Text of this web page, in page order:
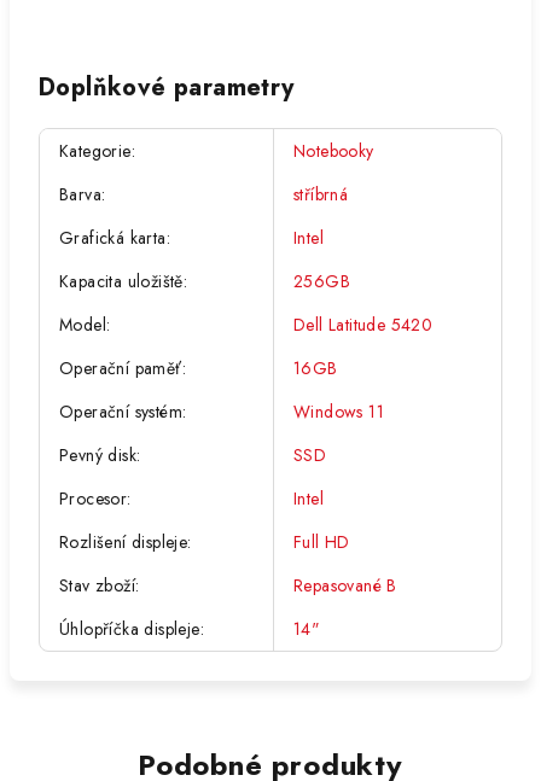
Doplňkové parametry
Kategorie:
Notebooky
Barva:
stříbrná
Grafická karta:
Intel
Kapacita uložiště:
256GB
Model:
Dell Latitude 5420
Operační paměť:
16GB
Operační systém:
Windows 11
Pevný disk:
SSD
Procesor:
Intel
Rozlišení displeje:
Full HD
Stav zboží:
Repasované B
Úhlopříčka displeje: 14"
Podobné produkty